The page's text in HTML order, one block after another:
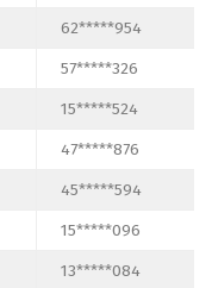
62*****954
57*****326
15*****524
47*****876
45*****594
15*****096
13*****084